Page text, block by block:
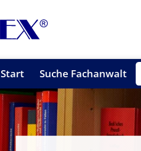
Start Suche Fachanwalt